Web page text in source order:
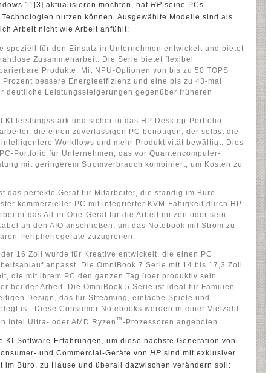
11[3] aktualisieren möchten, hat HP seine PCs
nutzen können. Ausgewählte Modelle sind als
Arbeit nicht wie Arbeit anfühlt:
speziell für den Einsatz in Unternehmen entwickelt und bietet
Zusammenarbeit. Die Serie bietet flexibel
Produkte. Mit NPU-Optionen von bis zu 50 TOPS
bessere Energieeffizienz und eine bis zu 43-mal
deutliche Leistungssteigerungen gegenüber früheren
KI leistungsstark und sicher in das HP Desktop-Portfolio.
die einen zuverlässigen PC benötigen, der selbst die
Workflows und mehr Produktivität bewältigt. Dies
Portfolio für Unternehmen, das vor Quantencomputer-
mit geringerem Stromverbrauch kombiniert, um Kosten zu
das perfekte Gerät für Mitarbeiter, die ständig im Büro
kommerzieller PC mit integrierter KVM-Fähigkeit durch HP
das All-in-One-Gerät für die Arbeit nutzen oder sein
an den AIO anschließen, um das Notebook mit Strom zu
Peripheriegeräte zuzugreifen.
16 Zoll wurde für Kreative entwickelt, die einen PC
anpasst. Die OmniBook 7 Serie mit 14 bis 17,3 Zoll
die mit ihrem PC den ganzen Tag über produktiv sein
bei der Arbeit. Die OmniBook 5 Serie ist ideal für Familien
Design, das für Streaming, einfache Spiele und
ist. Diese Consumer Notebooks werden in einer Vielzahl
Intel Ultra- oder AMD Ryzen ™-Prozessoren angeboten.
Software-Erfahrungen, um diese nächste Generation von
und Commercial-Geräte von HP sind mit exklusiver
im Büro, zu Hause und überall dazwischen verändern soll: